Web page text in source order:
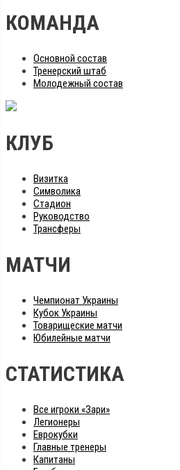
КОМАНДА
Основной состав
Тренерский штаб
Молодежный состав
КЛУБ
Визитка
Символика
Стадион
Руководство
Трансферы
МАТЧИ
Чемпионат Украины
Кубок Украины
Товарищеские матчи
Юбилейные матчи
СТАТИСТИКА
Все игроки «Зари»
Легионеры
Еврокубки
Главные тренеры
Капитаны